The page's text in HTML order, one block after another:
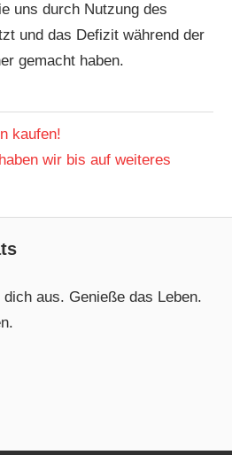
uns durch Nutzung des
und das Defizit während der
gemacht haben.
kaufen!
wir bis auf weiteres
aus. Genieße das Leben.